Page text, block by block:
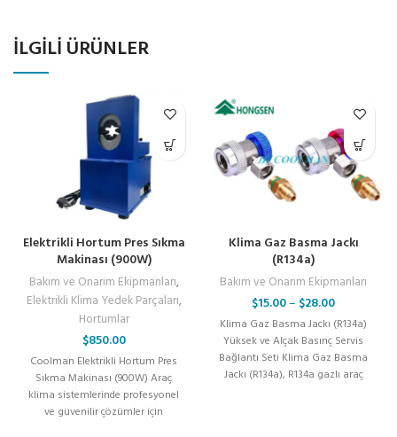
İLGILI ÜRÜNLER
Elektrikli Hortum Pres Sıkma
Makinası (900W)
Bakım ve Onarım Ekipmanları,
Elektrikli Klima Yedek Parçaları,
Hortumlar
$850.00
Coolman Elektrikli Hortum Pres
Sıkma Makinası (900W) Araç
klima sistemlerinde profesyonel
ve güvenilir çözümler için
Klima Gaz Basma Jackı
(R134a)
Bakım ve Onarım Ekipmanları
$15.00– $28.00
Klima Gaz Basma Jackı (R134a)
Yüksek ve Alçak Basınç Servis
Bağlantı Seti Klima Gaz Basma
Jackı (R134a), R134a gazlı araç